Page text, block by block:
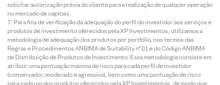
solicitar autorização prévia do cliente para a realização de qualquer operação
no mercado de capitais.
Para fins de verificação da adequação do perfil do investidor aos serviços e
produtos de investimento oferecidos pela XP Investimentos, utilizamos a
metodologia de adequação dos produtos por portfólio, nos termos das
Regras e Procedimentos ANBIMA de Suitability nº 01 e do Código ANBIMA
de Distribuição de Produtos de Investimento. Essa metodologia consiste em
atribuir uma pontuação máxima de risco para cada perfil de investidor
(conservador, moderado e agressivo), bem como uma pontuação de risco
para cada um dos produtos oferecidos pela XP Investimentos, de modo que